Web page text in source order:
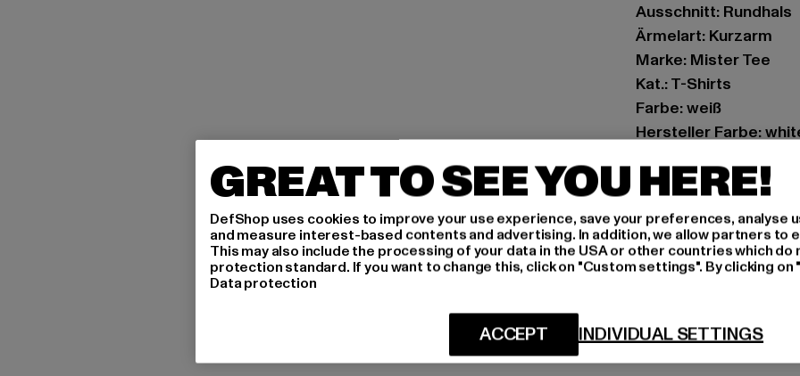
Ausschnitt: Rundhals
Ärmelart: Kurzarm
Marke: Mister Tee
Kat.: T-Shirts
Farbe: weiß
Hersteller Farbe:
Art.Nr: MT1667-00220
Hersteller: TB
Dr.-Robert-Murjahn-
GREAT TO SEE YOU HERE!
DefShop uses cookies to improve your use experience, save your preferences, analyse
and measure interest-based contents and advertising. In addition, we allow partners to
This may also include the processing of your data in the USA or other countries which do
protection standard. If you want to change this, click on "Custom settings". By clicking
Data protection
INDIVIDUAL SETTINGS
ACCEPT